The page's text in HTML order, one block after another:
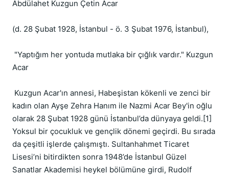
Abdülahet Kuzgun Çetin Acar
(d. 28 Şubat 1928, İstanbul - ö. 3 Şubat 1976, İstanbul),
Acar
kadın olan Ayşe Zehra Hanım ile Nazmi Acar Bey'in oğlu
olarak 28 Şubat 1928 günü İstanbul’da dünyaya geldi.[1]
Yoksul bir çocukluk ve gençlik dönemi geçirdi. Bu sırada
da çeşitli işlerde çalışmıştı. Sultanhahmet Ticaret
Lisesi’ni bitirdikten sonra 1948’de İstanbul Güzel
Sanatlar Akademisi heykel bölümüne girdi, Rudolf